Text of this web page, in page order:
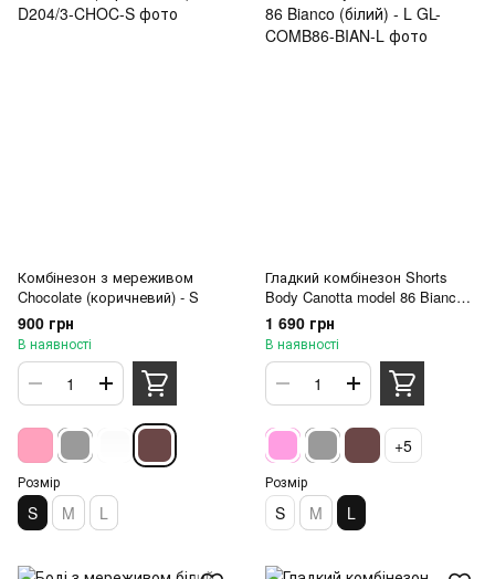
Комбінезон з мереживом
Chocolate (коричневий) - S
900 грн
В наявності
Розмір
S M L
Гладкий комбінезон Shorts
Body Canotta model 86 Bianco
(білий) - L
1 690 грн
В наявності
+5
Розмір
S M L